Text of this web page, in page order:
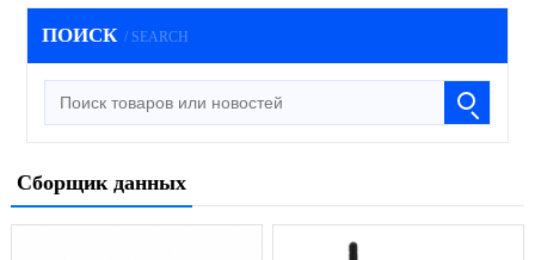
ПОИСК / SEARCH
Сборщик данных